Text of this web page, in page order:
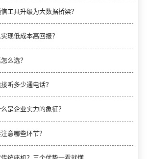
工具升级为大数据桥梁？
现低成本高回报？
么选？
听多少通电话？
是企业实力的象征？
意哪些环节？